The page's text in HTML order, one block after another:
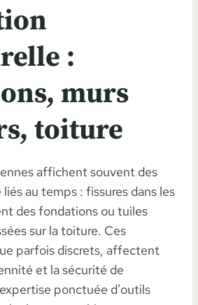
:
murs
toiture
affichent souvent des
au temps : fissures dans les
des fondations ou tuiles
sur la toiture. Ces
parfois discrets, affectent
et la sécurité de
ponctuée d’outils